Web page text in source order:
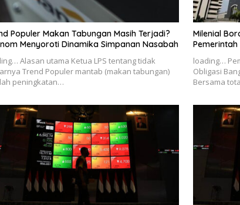
Populer Makan Tabungan Masih Terjadi?
Menyoroti Dinamika Simpanan Nasabah
Alasan utama Ketua LPS tentang tidak
Trend Populer mantab (makan tabungan)
peningkatan…
Milenial
Pemerintah
loading…
Obligasi
Bersama